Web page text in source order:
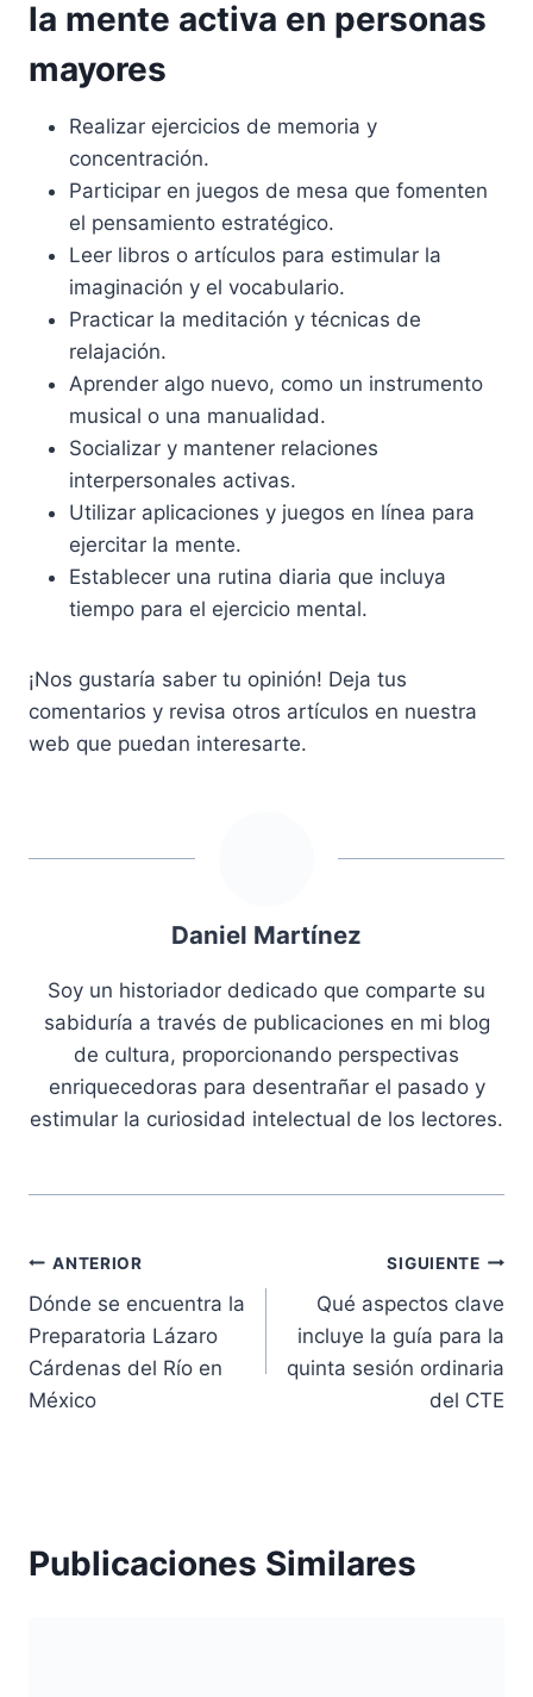
la mente activa en personas
mayores
Realizar ejercicios de memoria y
concentración.
Participar en juegos de mesa que fomenten
el pensamiento estratégico.
Leer libros o artículos para estimular la
imaginación y el vocabulario.
Practicar la meditación y técnicas de
relajación.
Aprender algo nuevo, como un instrumento
musical o una manualidad.
Socializar y mantener relaciones
interpersonales activas.
Utilizar aplicaciones y juegos en línea para
ejercitar la mente.
Establecer una rutina diaria que incluya
tiempo para el ejercicio mental.
¡Nos gustaría saber tu opinión! Deja tus
comentarios y revisa otros artículos en nuestra
web que puedan interesarte.
Daniel Martínez
Soy un historiador dedicado que comparte su
sabiduría a través de publicaciones en mi blog
de cultura, proporcionando perspectivas
enriquecedoras para desentrañar el pasado y
estimular la curiosidad intelectual de los lectores.
Navegación
de
entradas
ANTERIOR
Dónde se encuentra la
Preparatoria Lázaro
Cárdenas del Río en
México
SIGUIENTE
Qué aspectos clave
incluye la guía para la
quinta sesión ordinaria
del CTE
Publicaciones Similares